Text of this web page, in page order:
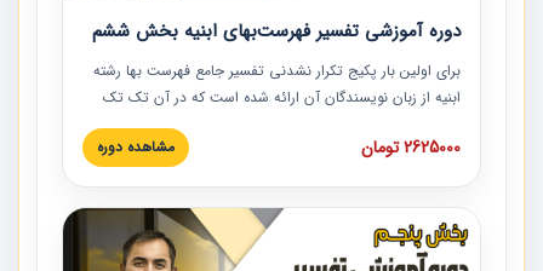
دوره آموزشی تفسیر فهرست‌بهای ابنیه بخش ششم
برای اولین بار پکیج تکرار نشدنی تفسیر جامع فهرست بها رشته
ابنیه از زبان نویسندگان آن ارائه شده است که در آن تک تک
ردیف ها و مطالب فهرست بها تفسیر و ارائه شده است. این
دوره به صورت کامل تصویری بوده و به همراه تصاویر عملیات
دوره با کلام مهندس علیرضاحسین‌زاده مدیر پروژه مهندسی
مشاور در امر بازنگری فهرست بها رشته ابنیه ارائه شده و به تمام
همکارانی که در حوزه صنعت ساخت در حال فعالیت هستند حتما
2625000 تومان مشاهده دوره